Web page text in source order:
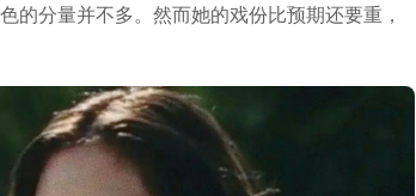
的分量并不多。然而她的戏份比预期还要重，